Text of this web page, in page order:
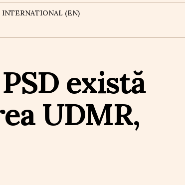
INTERNATIONAL (EN)
există
UDMR,